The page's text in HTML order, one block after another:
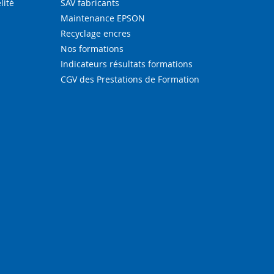
SAV fabricants
Maintenance EPSON
Recyclage encres
Nos formations
Indicateurs résultats formations
CGV des Prestations de Formation